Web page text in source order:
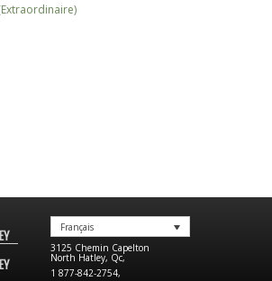
Français
3125 Chemin Capelton
North Hatley, Qc,
1 877-842-2754,